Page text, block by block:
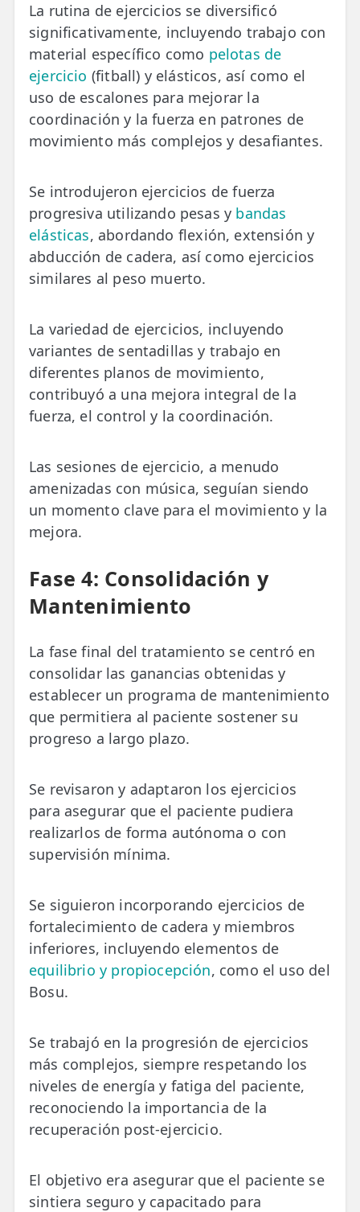
La rutina de ejercicios se diversificó
significativamente, incluyendo trabajo con
material específico como pelotas de
ejercicio (fitball) y elásticos, así como el
uso de escalones para mejorar la
coordinación y la fuerza en patrones de
movimiento más complejos y desafiantes.
Se introdujeron ejercicios de fuerza
progresiva utilizando pesas y bandas
elásticas, abordando flexión, extensión y
abducción de cadera, así como ejercicios
similares al peso muerto.
La variedad de ejercicios, incluyendo
variantes de sentadillas y trabajo en
diferentes planos de movimiento,
contribuyó a una mejora integral de la
fuerza, el control y la coordinación.
Las sesiones de ejercicio, a menudo
amenizadas con música, seguían siendo
un momento clave para el movimiento y la
mejora.
Fase 4: Consolidación y
Mantenimiento
La fase final del tratamiento se centró en
consolidar las ganancias obtenidas y
establecer un programa de mantenimiento
que permitiera al paciente sostener su
progreso a largo plazo.
Se revisaron y adaptaron los ejercicios
para asegurar que el paciente pudiera
realizarlos de forma autónoma o con
supervisión mínima.
Se siguieron incorporando ejercicios de
fortalecimiento de cadera y miembros
inferiores, incluyendo elementos de
equilibrio y propiocepción, como el uso del
Bosu.
Se trabajó en la progresión de ejercicios
más complejos, siempre respetando los
niveles de energía y fatiga del paciente,
reconociendo la importancia de la
recuperación post-ejercicio.
El objetivo era asegurar que el paciente se
sintiera seguro y capacitado para